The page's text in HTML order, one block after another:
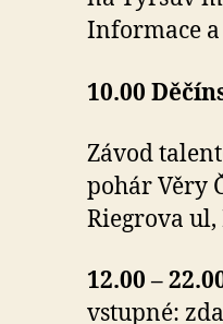
Informace
10.00
Závod
pohár Věry
Riegrova
12.00 –
vstupné: